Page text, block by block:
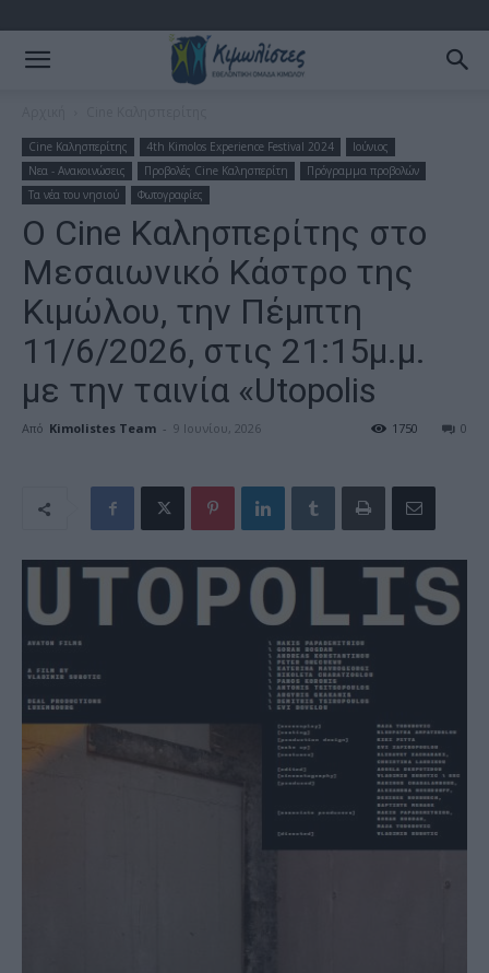
Cine Καλησπερίτης 4th Kimolos Experience Festival 2024
Ιούνιος
Νεα - Ανακοινώσεις
Προβολές Cine Καλησπερίτη
Πρόγραμμα προβολών
Τα νέα του νησιού
Φωτογραφίες
Ο Cine Καλησπερίτης στο
Μεσαιωνικό Κάστρο της
Κιμώλου, την Πέμπτη
11/6/2026, στις 21:15μ.μ.
με την ταινία «Utopolis
Από Kimolistes Team - 9 Ιουνίου, 2026 0
1750